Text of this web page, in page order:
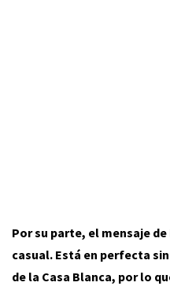
Por su parte, el mensaje
casual. Está en perfecta
de la Casa Blanca, por lo